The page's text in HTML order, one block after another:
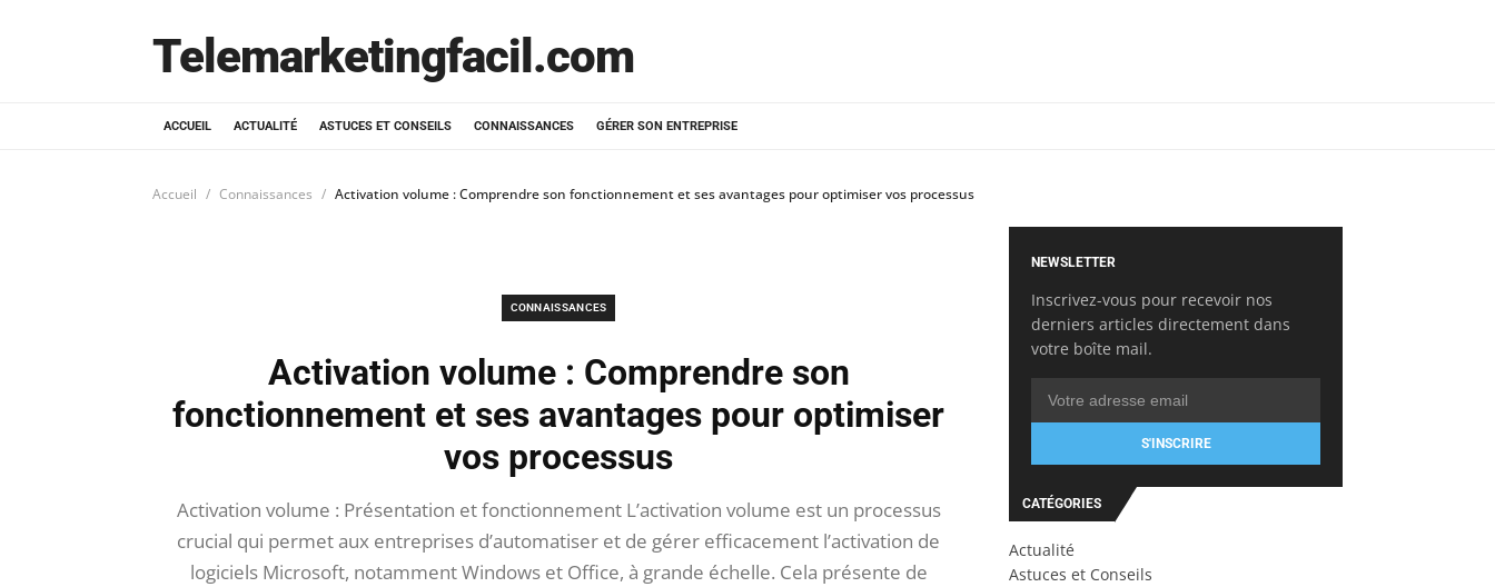
Telemarketingfacil.com
ACCUEIL ACTUALITÉ ASTUCES ET CONSEILS CONNAISSANCES GÉRER SON ENTREPRISE
Accueil Connaissances Activation volume : Comprendre son fonctionnement et ses avantages pour optimiser vos processus
CONNAISSANCES
Activation volume : Comprendre son
fonctionnement et ses avantages pour optimiser
vos processus
Activation volume : Présentation et fonctionnement L’activation volume est un processus
crucial qui permet aux entreprises d’automatiser et de gérer efficacement l’activation de
logiciels Microsoft, notamment Windows et Office, à grande échelle. Cela présente de
NEWSLETTER
Inscrivez-vous pour recevoir nos
derniers articles directement dans
votre boîte mail.
S'INSCRIRE
CATÉGORIES
Actualité
Astuces et Conseils